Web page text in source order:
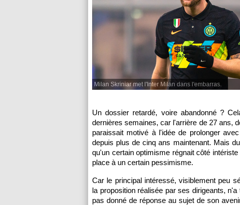
Milan Skriniar met l'Inter Milan dans l'embarras.
Un dossier retardé, voire abandonné ?
dernières semaines, car l'arrière de 27 ans,
paraissait motivé à l'idée de prolonger
depuis plus de cinq ans maintenant. Mais
qu'un certain optimisme régnait côté
place à un certain pessimisme.
Car le principal intéressé, visiblement peu
la proposition réalisée par ses dirigeants, n'a
pas donné de réponse au sujet de son